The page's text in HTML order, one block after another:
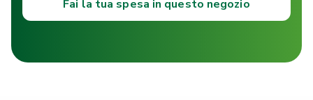
Fai la tua spesa in questo negozio